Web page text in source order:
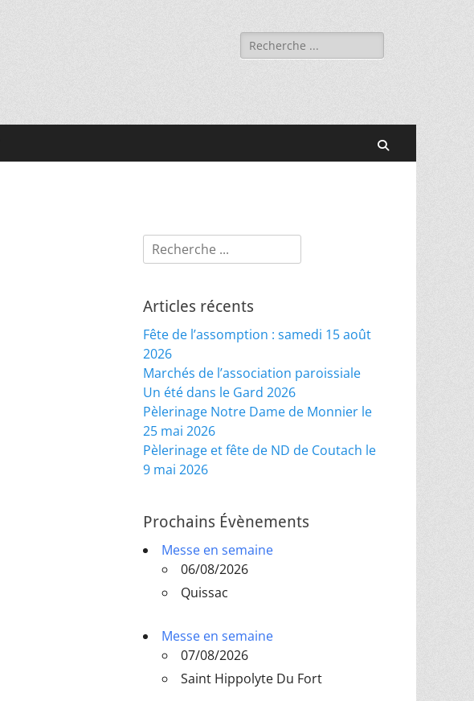
Rechercher :
Rechercher :
Articles récents
Fête de l’assomption : samedi 15 août
2026
Marchés de l’association paroissiale
Un été dans le Gard 2026
Pèlerinage Notre Dame de Monnier le
25 mai 2026
Pèlerinage et fête de ND de Coutach le
9 mai 2026
Prochains Évènements
Messe en semaine
06/08/2026
Quissac
Messe en semaine
07/08/2026
Saint Hippolyte Du Fort